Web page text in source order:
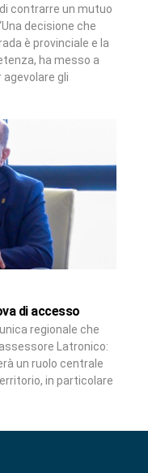
contrarre un mutuo
decisione che
è provinciale e la
ha messo a
gli
di accesso
regionale che
Latronico:
un ruolo centrale
in particolare